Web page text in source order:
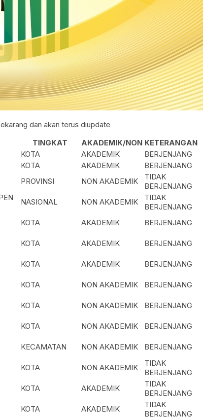
dan akan terus diupdate
TINGKAT AKADEMIK/NON KETERANGAN
KOTA AKADEMIK
BERJENJANG
KOTA AKADEMIK
BERJENJANG
PROVINSI NON AKADEMIK
TIDAK
BERJENJANG
NASIONAL NON AKADEMIK
TIDAK
BERJENJANG
KOTA AKADEMIK BERJENJANG
KOTA AKADEMIK BERJENJANG
KOTA AKADEMIK BERJENJANG
KOTA NON AKADEMIK BERJENJANG
KOTA NON AKADEMIK BERJENJANG
KOTA NON AKADEMIK BERJENJANG
KECAMATAN NON AKADEMIK BERJENJANG
KOTA NON AKADEMIK
TIDAK
BERJENJANG
KOTA AKADEMIK
TIDAK
BERJENJANG
KOTA AKADEMIK
TIDAK
BERJENJANG